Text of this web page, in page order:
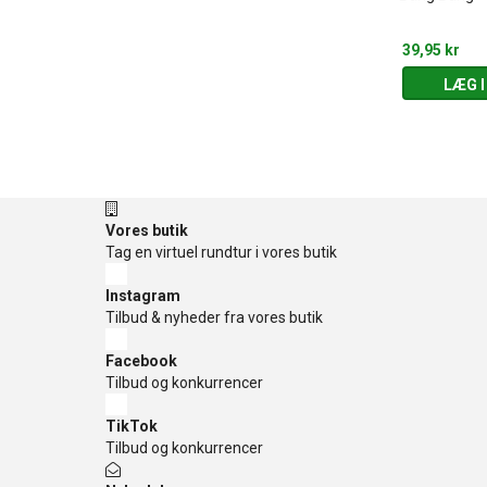
39,95 kr
LÆG I
Vores butik
Tag en virtuel rundtur i vores butik
Instagram
Tilbud & nyheder fra vores butik
Facebook
Tilbud og konkurrencer
TikTok
Tilbud og konkurrencer